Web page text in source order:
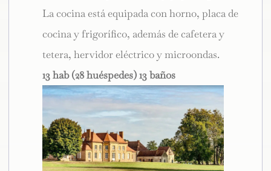
La cocina está equipada con horno, placa de
cocina y frigorífico, además de cafetera y
tetera, hervidor eléctrico y microondas.
13 hab (28 huéspedes) 13 baños